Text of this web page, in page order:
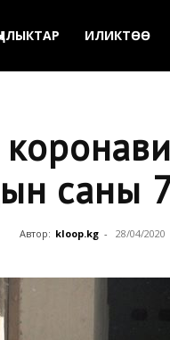
ИЛИКТӨӨ
саны
Автор: kloop.kg - 28/04/2020